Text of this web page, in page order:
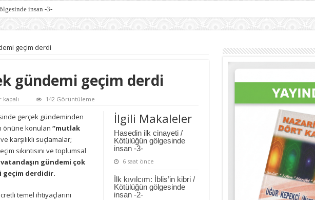
insan -3-
geçim derdi
gündemi geçim derdi
142 Görüntüleme
İlgili Makaleler
Hasedin ilk cinayeti /
Kötülüğün gölgesinde
insan -3-
6 saat önce
İlk kıvılcım: İblis’in kibri /
Kötülüğün gölgesinde
insan -2-
gerçek gündeminden
önüne konulan “mutlak
karşılıklı suçlamalar;
sıkıntısını ve toplumsal
vatandaşın gündemi çok
geçim derdidir.
temel ihtiyaçlarını